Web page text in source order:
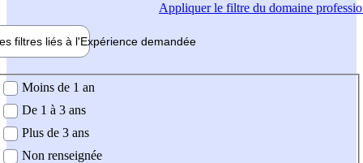
Appliquerle filtre du domaine
filtres liés à l'Expérience demandée
demandée
Moins de 1 an
De 1 à 3 ans
Plus de 3 ans
Non renseignée